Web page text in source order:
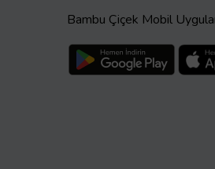
Bambu Çiçek Mobil